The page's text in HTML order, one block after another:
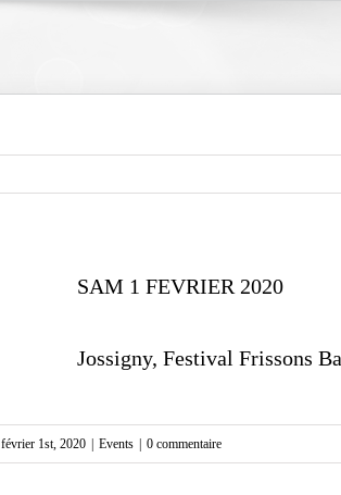
SAM 1 FEVRIER 2020
Jossigny, Festival Frissons
février 1st, 2020 Events 0 commentaire